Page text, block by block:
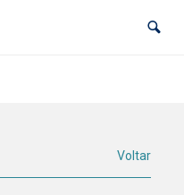
Voltar